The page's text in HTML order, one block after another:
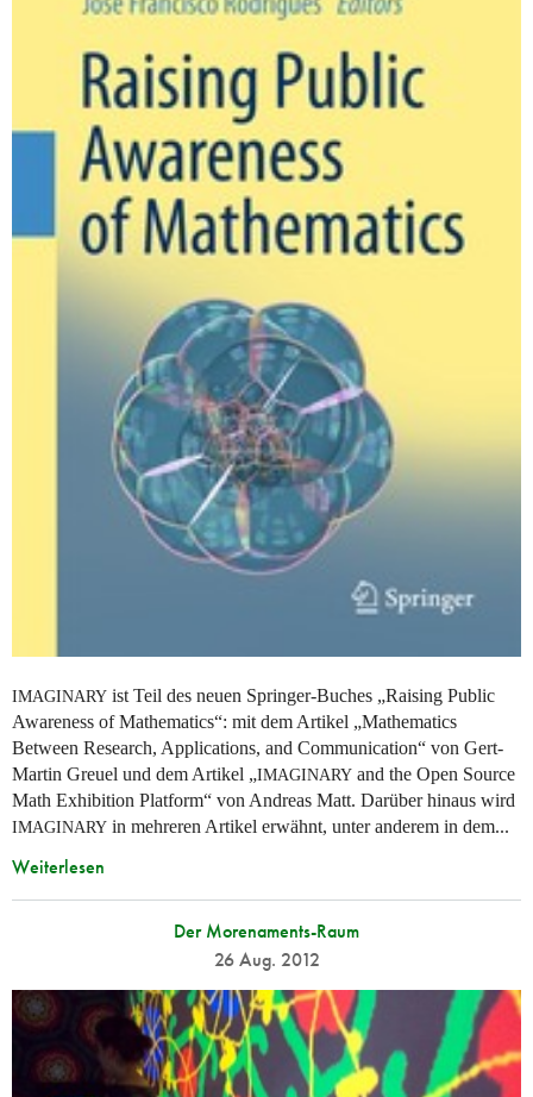
IMAGINARY ist Teil des neuen Springer-Buches „Raising Public
Awareness of Mathematics“: mit dem Artikel „Mathematics
Between Research, Applications, and Communication“ von Gert-
Martin Greuel und dem Artikel „IMAGINARY and the Open Source
Math Exhibition Platform“ von Andreas Matt. Darüber hinaus wird
IMAGINARY in mehreren Artikel erwähnt, unter anderem in dem...
Weiterlesen
Der Morenaments-Raum
26 Aug. 2012